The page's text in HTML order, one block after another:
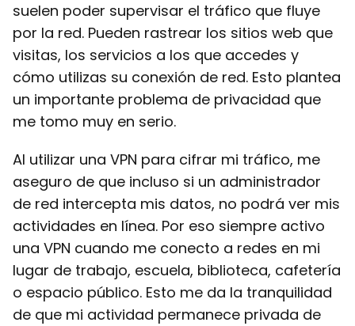
suelen poder supervisar el tráfico que fluye
por la red. Pueden rastrear los sitios web que
visitas, los servicios a los que accedes y
cómo utilizas su conexión de red. Esto plantea
un importante problema de privacidad que
me tomo muy en serio.
Al utilizar una VPN para cifrar mi tráfico, me
aseguro de que incluso si un administrador
de red intercepta mis datos, no podrá ver mis
actividades en línea. Por eso siempre activo
una VPN cuando me conecto a redes en mi
lugar de trabajo, escuela, biblioteca, cafetería
o espacio público. Esto me da la tranquilidad
de que mi actividad permanece privada de